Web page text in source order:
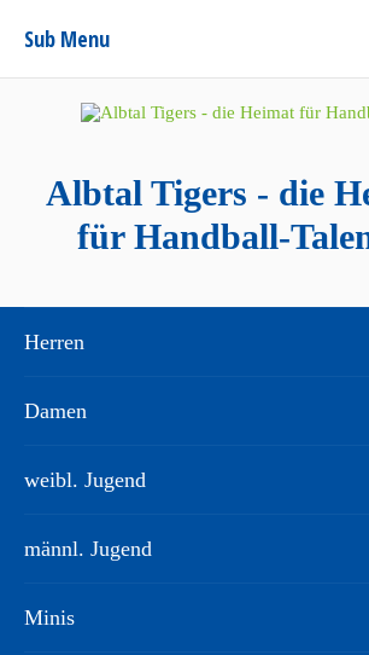
Sub Menu
Albtal Tigers - die
für Handball-
Herren
Damen
weibl. Jugend
männl. Jugend
Minis